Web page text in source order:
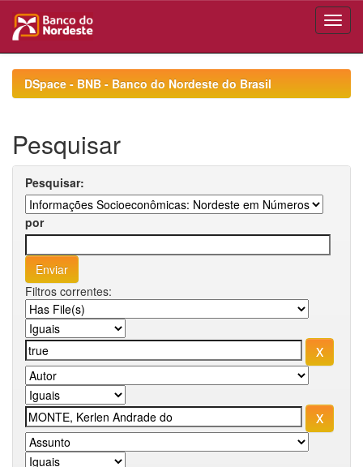
navigationDSpace - BNB - Banco do Nordeste do Brasil
Pesquisar
Pesquisar:
por
Filtros correntes: